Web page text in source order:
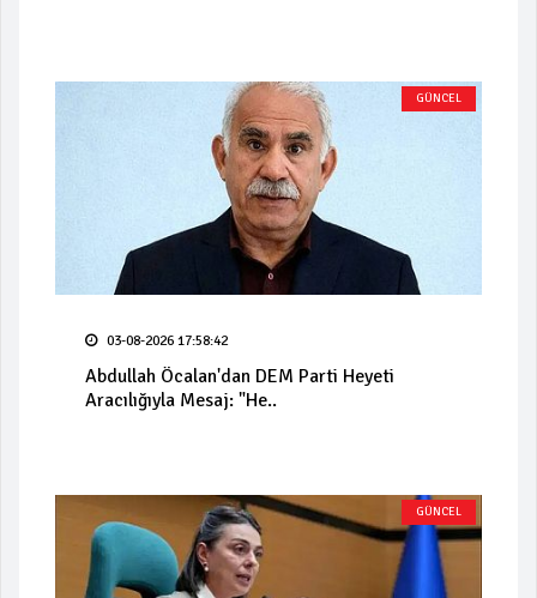
GÜNCEL
03-08-2026 17:58:42
Abdullah Öcalan'dan DEM Parti Heyeti
Aracılığıyla Mesaj: "He..
GÜNCEL